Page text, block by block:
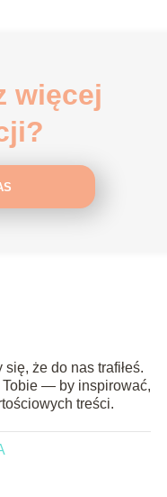
więcej
że do nas trafiłeś.
Tobie — by inspirować,
treści.